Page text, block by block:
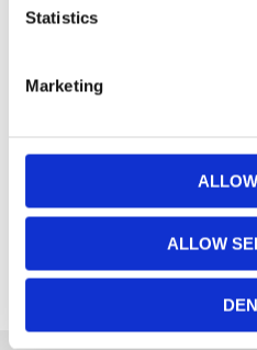
Statistics
Marketing
ALLOW
Färgtemperaturen är
Visa alla produkter från